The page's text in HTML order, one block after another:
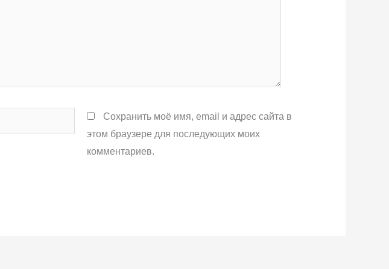
Сохранить моё имя, email и адрес сайта в
этом браузере для последующих моих
комментариев.